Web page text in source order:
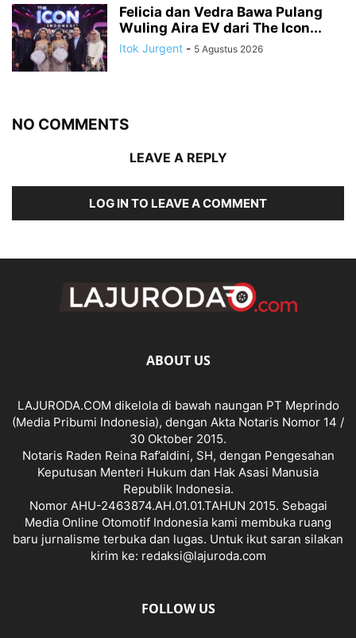
Felicia dan Vedra Bawa Pulang
Wuling Aira EV dari The Icon...
Itok Jurgent - 5 Agustus 2026
NO COMMENTS
LEAVE A REPLY
LOG IN TO LEAVE A COMMENT
ABOUT US
LAJURODA.COM dikelola di bawah naungan PT Meprindo
(Media Pribumi Indonesia), dengan Akta Notaris Nomor 14 /
30 Oktober 2015.
Notaris Raden Reina Raf’aldini, SH, dengan Pengesahan
Keputusan Menteri Hukum dan Hak Asasi Manusia
Republik Indonesia.
Nomor AHU-2463874.AH.01.01.TAHUN 2015. Sebagai
Media Online Otomotif Indonesia kami membuka ruang
baru jurnalisme terbuka dan lugas. Untuk ikut saran silakan
kirim ke: redaksi@lajuroda.com
FOLLOW US